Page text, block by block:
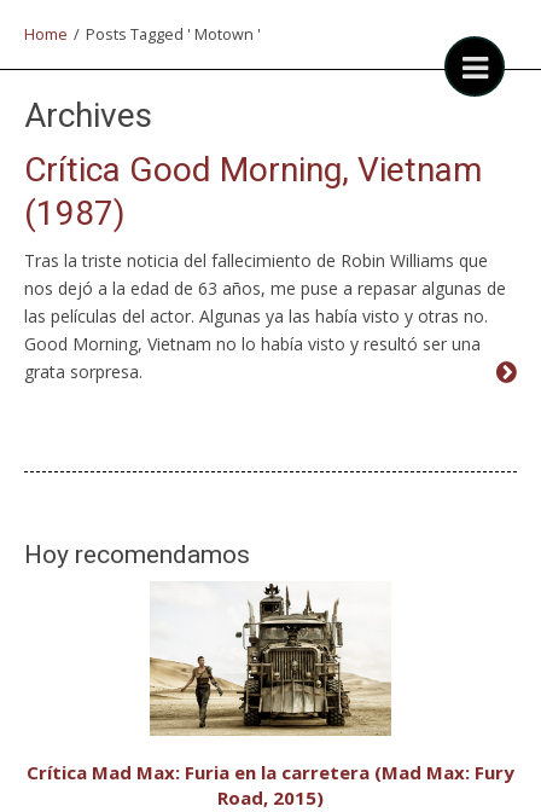
Home / Posts Tagged ' Motown '
Archives
Crítica Good Morning, Vietnam
(1987)
Tras la triste noticia del fallecimiento de Robin Williams que
nos dejó a la edad de 63 años, me puse a repasar algunas de
las películas del actor. Algunas ya las había visto y otras no.
Good Morning, Vietnam no lo había visto y resultó ser una
grata sorpresa.
Hoy recomendamos
Crítica Mad Max: Furia en la carretera (Mad Max: Fury
Road, 2015)